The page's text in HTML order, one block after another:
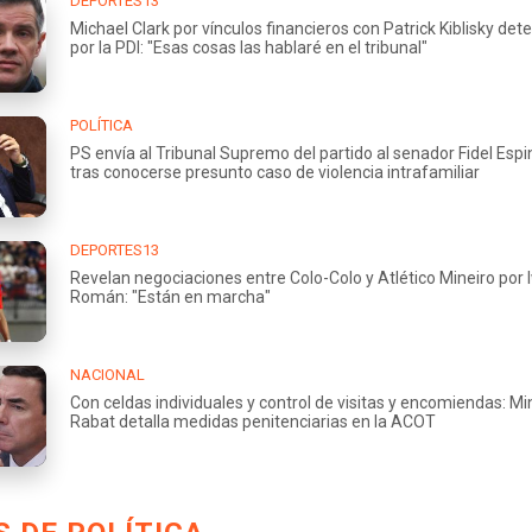
Michael Clark por vínculos financieros con Patrick Kiblisky
por la PDI: "Esas cosas las hablaré en el tribunal"
POLÍTICA
PS envía al Tribunal Supremo del partido al senador Fidel
tras conocerse presunto caso de violencia intrafamiliar
DEPORTES13
Revelan negociaciones entre Colo-Colo y Atlético Mineiro por
Román: "Están en marcha"
NACIONAL
Con celdas individuales y control de visitas y encomiendas:
Rabat detalla medidas penitenciarias en la ACOT